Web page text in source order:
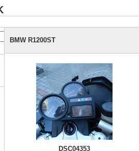
BMW R1200ST
DSC04353